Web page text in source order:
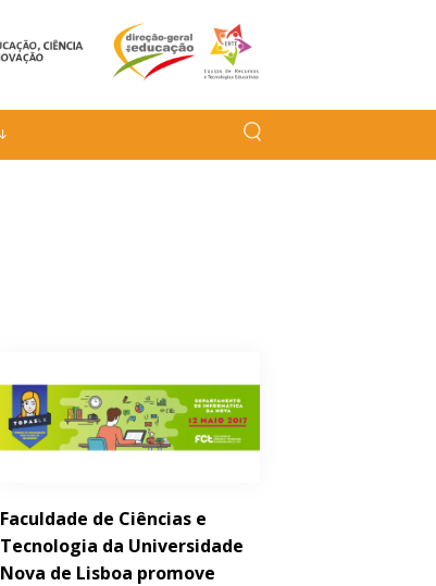
Faculdade de Ciências e
Tecnologia da Universidade
Nova de Lisboa promove